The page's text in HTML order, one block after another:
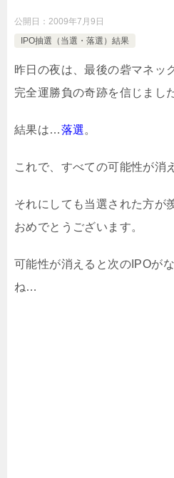
公開日： 2009年7月9日
IPO抽選（当選・落選）結果
昨日の夜は、最後の砦マネッ
完全運勝負の奇跡を信じまし
結果は…落選。
これで、すべての可能性が消
それにしても当選された方が
おめでとうございます。
可能性が消えると次のIPOが
ね…